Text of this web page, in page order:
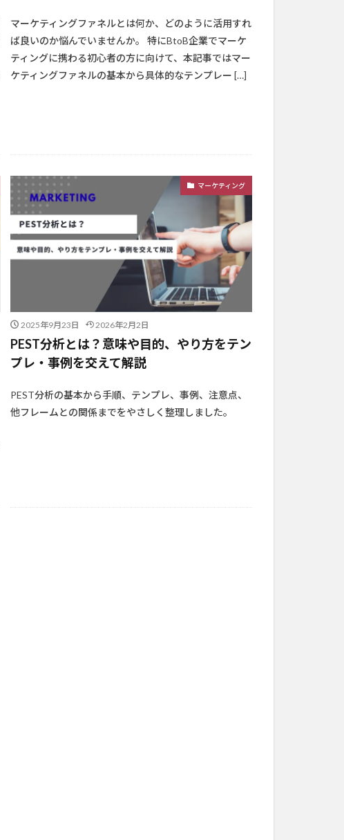
マーケティングファネルとは何か、どのように活用すれ
ば良いのか悩んでいませんか。 特にBtoB企業でマーケ
ティングに携わる初心者の方に向けて、本記事ではマー
ケティングファネルの基本から具体的なテンプレー […]
マーケティング
2025年9月23日 2026年2月2日
PEST分析とは？意味や目的、やり方をテン
プレ・事例を交えて解説
PEST分析の基本から手順、テンプレ、事例、注意点、
他フレームとの関係までをやさしく整理しました。